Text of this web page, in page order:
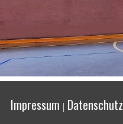
Impressum | Datenschutz